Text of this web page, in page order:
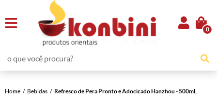
0
Home Bebidas Refresco de Pera Pronto e Adocicado Hanzhou - 500mL